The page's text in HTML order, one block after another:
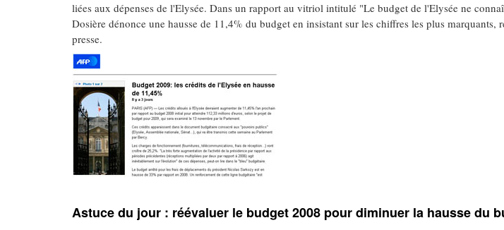
liées aux dépenses de l'Elysée. Dans un rapport au vitriol intitulé "Le budget de l'Elysée ne
Dosière dénonce une hausse de 11,4% du budget en insistant sur les chiffres les plus marquants,
presse.
Astuce du jour : réévaluer le budget 2008 pour diminuer la hausse du